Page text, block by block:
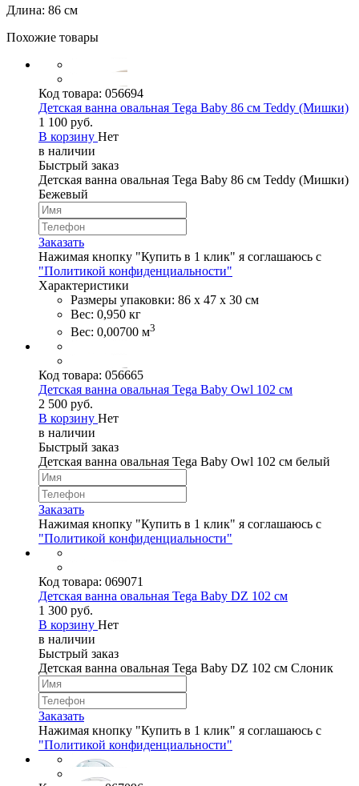
Длина: 86 см
Похожие товары
Код товара: 056694
Детская ванна овальная Tega Baby 86 см Teddy (Мишки)
1 100 руб.
В корзину Нет
в наличии
Быстрый заказ
Детская ванна овальная Tega Baby 86 см Teddy (Мишки)
Бежевый
Заказать
Нажимая кнопку "Купить в 1 клик" я соглашаюсь с
"Политикой конфиденциальности"
Характеристики
Размеры упаковки: 86 х 47 х 30 см
Вес: 0,950 кг
Вес: 0,00700 м3
Код товара: 056665
Детская ванна овальная Tega Baby Owl 102 см
2 500 руб.
В корзину Нет
в наличии
Быстрый заказ
Детская ванна овальная Tega Baby Owl 102 см белый
Заказать
Нажимая кнопку "Купить в 1 клик" я соглашаюсь с
"Политикой конфиденциальности"
Код товара: 069071
Детская ванна овальная Tega Baby DZ 102 см
1 300 руб.
В корзину Нет
в наличии
Быстрый заказ
Детская ванна овальная Tega Baby DZ 102 см Слоник
Заказать
Нажимая кнопку "Купить в 1 клик" я соглашаюсь с
"Политикой конфиденциальности"